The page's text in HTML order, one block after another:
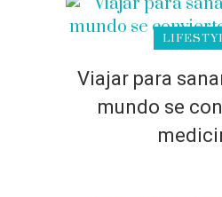
Viajar para
mundo se